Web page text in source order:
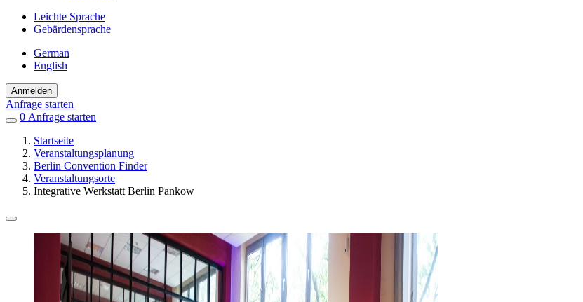
Leichte Sprache
Gebärdensprache
German
English
Anmelden
Anfrage starten
0 Einträge
Favoriten
Anfrage starten
Startseite
Veranstaltungsplanung
Berlin Convention Finder
Veranstaltungsorte
Integrative Werkstatt Berlin Pankow